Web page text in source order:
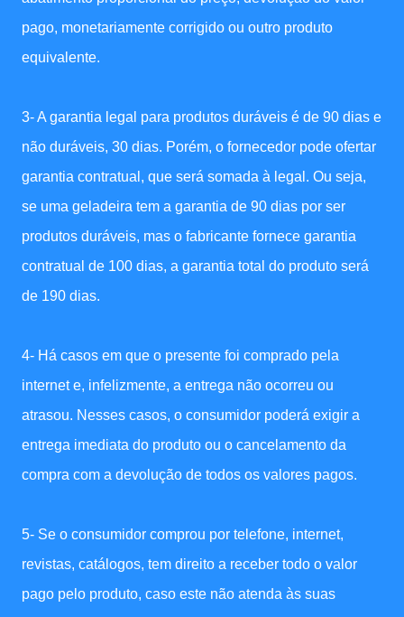
pago, monetariamente corrigido ou outro produto
equivalente.
3- A garantia legal para produtos duráveis é de 90 dias e
não duráveis, 30 dias. Porém, o fornecedor pode ofertar
garantia contratual, que será somada à legal. Ou seja,
se uma geladeira tem a garantia de 90 dias por ser
produtos duráveis, mas o fabricante fornece garantia
contratual de 100 dias, a garantia total do produto será
de 190 dias.
4- Há casos em que o presente foi comprado pela
internet e, infelizmente, a entrega não ocorreu ou
atrasou. Nesses casos, o consumidor poderá exigir a
entrega imediata do produto ou o cancelamento da
compra com a devolução de todos os valores pagos.
5- Se o consumidor comprou por telefone, internet,
revistas, catálogos, tem direito a receber todo o valor
pago pelo produto, caso este não atenda às suas